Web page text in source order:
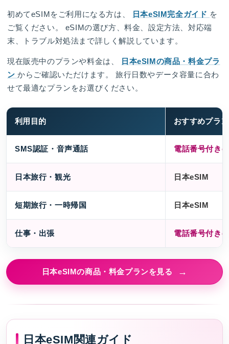
初めてeSIMをご利用になる方は、 日本eSIM完全ガイド を
ご覧ください。 eSIMの選び方、料金、設定方法、対応端
末、トラブル対処法まで詳しく解説しています。
現在販売中のプランや料金は、
日本eSIMの商品・料金プラ
ンからご確認いただけます。 旅行日数やデータ容量に合わ
せて最適なプランをお選びください。
利用目的 おすすめプラン
SMS認証・音声通話 電話番号付き
日本旅行・観光 日本eSIM
短期旅行・一時帰国 日本eSIM
仕事・出張 電話番号付き
日本eSIMの商品・料金プランを見る
日本eSIM関連ガイド